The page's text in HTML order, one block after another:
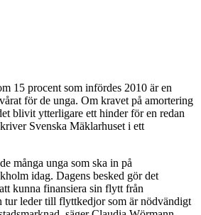
15 procent som infördes 2010 är en
för de unga. Om kravet på amortering
blivit ytterligare ett hinder för en redan
Svenska Mäklarhuset i ett
många unga som ska in på
idag. Dagens besked gör det
kunna finansiera sin flytt från
tur leder till flyttkedjor som är nödvändigt